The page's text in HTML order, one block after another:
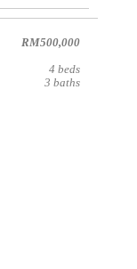
RM500,000
4 beds
3 baths